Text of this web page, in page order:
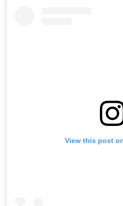
View this post